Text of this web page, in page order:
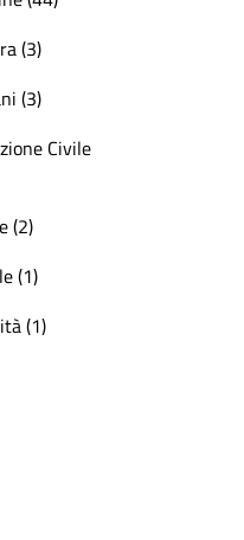
(3)
(3)
Civile
(2)
(1)
(1)